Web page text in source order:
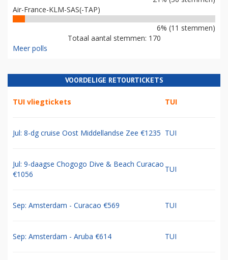
Air-France-KLM-SAS(-TAP)
6% (11 stemmen)
Totaal aantal stemmen: 170
Meer polls
VOORDELIGE RETOURTICKETS
TUI vliegtickets TUI
Jul: 8-dg cruise Oost Middellandse Zee €1235 TUI
Jul: 9-daagse Chogogo Dive & Beach Curacao
€1056
TUI
Sep: Amsterdam - Curacao €569 TUI
Sep: Amsterdam - Aruba €614 TUI